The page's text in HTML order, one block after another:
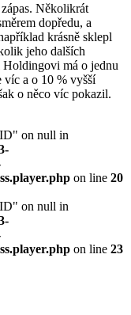
Několikrát
dopředu, a
krásně sklepl
jeho dalších
má o jednu
víc a o 10 % vyšší
o něco víc pokazil.
on null in
on line 20
on null in
on line 23